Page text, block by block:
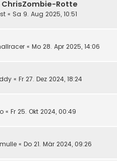
Rotte
« Sa 9. Aug 2025, 10:51
« Mo 28. Apr 2025, 14:06
« Fr 27. Dez 2024, 18:24
« Fr 25. Okt 2024, 00:49
« Do 21. Mär 2024, 09:26